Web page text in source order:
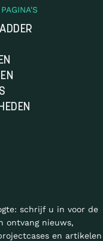
schrijf u in voor de
ontvang nieuws,
en artikelen